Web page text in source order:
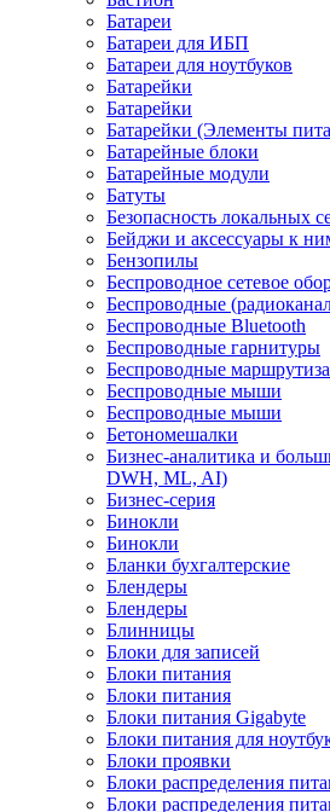
Батареи
Батареи для ИБП
Батареи для ноутбуков
Батарейки
Батарейки
Батарейки (Элементы
Батарейные блоки
Батарейные модули
Батуты
Безопасность локальных
Бейджи и аксесcуары к
Бензопилы
Беспроводное сетевое
Беспроводные
Беспроводные Bluetooth
Беспроводные гарнитуры
Беспроводные
Беспроводные мыши
Беспроводные мыши
Бетономешалки
Бизнес-аналитика и
DWH, ML, AI)
Бизнес-серия
Бинокли
Бинокли
Бланки бухгалтерские
Блендеры
Блендеры
Блинницы
Блоки для записей
Блоки питания
Блоки питания
Блоки питания Gigabyte
Блоки питания для
Блоки проявки
Блоки распределения
Блоки распределения